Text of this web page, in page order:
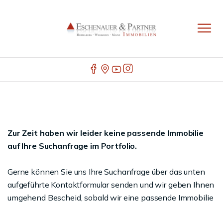
Zur Zeit haben wir leider keine passende Immobilie
auf Ihre Suchanfrage im Portfolio.
Gerne können Sie uns Ihre Suchanfrage über das unten
aufgeführte Kontaktformular senden und wir geben Ihnen
umgehend Bescheid, sobald wir eine passende Immobilie